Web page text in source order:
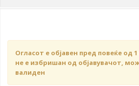
Огласот е објавен пред повеќе од
не е избришан од објавувачот,
валиден